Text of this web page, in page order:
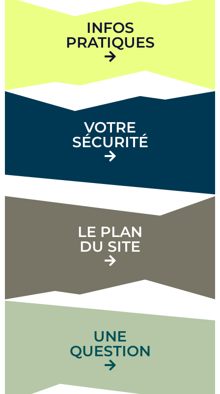
INFOS
PRATIQUES
VOTRE
SÉCURITÉ
LE PLAN
DU SITE
UNE
QUESTION